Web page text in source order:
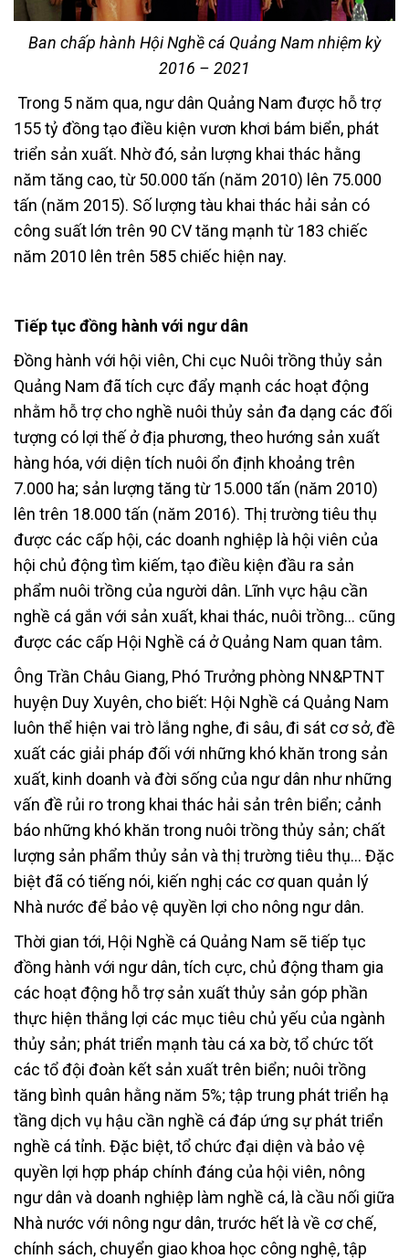
Ban chấp hành Hội Nghề cá Quảng Nam nhiệm kỳ
2016 – 2021
Trong 5 năm qua, ngư dân Quảng Nam được hỗ trợ
155 tỷ đồng tạo điều kiện vươn khơi bám biển, phát
triển sản xuất. Nhờ đó, sản lượng khai thác hằng
năm tăng cao, từ 50.000 tấn (năm 2010) lên 75.000
tấn (năm 2015). Số lượng tàu khai thác hải sản có
công suất lớn trên 90 CV tăng mạnh từ 183 chiếc
năm 2010 lên trên 585 chiếc hiện nay.
Tiếp tục đồng hành với ngư dân
Đồng hành với hội viên, Chi cục Nuôi trồng thủy sản
Quảng Nam đã tích cực đẩy mạnh các hoạt động
nhằm hỗ trợ cho nghề nuôi thủy sản đa dạng các đối
tượng có lợi thế ở địa phương, theo hướng sản xuất
hàng hóa, với diện tích nuôi ổn định khoảng trên
7.000 ha; sản lượng tăng từ 15.000 tấn (năm 2010)
lên trên 18.000 tấn (năm 2016). Thị trường tiêu thụ
được các cấp hội, các doanh nghiệp là hội viên của
hội chủ động tìm kiếm, tạo điều kiện đầu ra sản
phẩm nuôi trồng của người dân. Lĩnh vực hậu cần
nghề cá gắn với sản xuất, khai thác, nuôi trồng… cũng
được các cấp Hội Nghề cá ở Quảng Nam quan tâm.
Ông Trần Châu Giang, Phó Trưởng phòng NN&PTNT
huyện Duy Xuyên, cho biết: Hội Nghề cá Quảng Nam
luôn thể hiện vai trò lắng nghe, đi sâu, đi sát cơ sở, đề
xuất các giải pháp đối với những khó khăn trong sản
xuất, kinh doanh và đời sống của ngư dân như những
vấn đề rủi ro trong khai thác hải sản trên biển; cảnh
báo những khó khăn trong nuôi trồng thủy sản; chất
lượng sản phẩm thủy sản và thị trường tiêu thụ… Đặc
biệt đã có tiếng nói, kiến nghị các cơ quan quản lý
Nhà nước để bảo vệ quyền lợi cho nông ngư dân.
Thời gian tới, Hội Nghề cá Quảng Nam sẽ tiếp tục
đồng hành với ngư dân, tích cực, chủ động tham gia
các hoạt động hỗ trợ sản xuất thủy sản góp phần
thực hiện thắng lợi các mục tiêu chủ yếu của ngành
thủy sản; phát triển mạnh tàu cá xa bờ, tổ chức tốt
các tổ đội đoàn kết sản xuất trên biển; nuôi trồng
tăng bình quân hằng năm 5%; tập trung phát triển hạ
tầng dịch vụ hậu cần nghề cá đáp ứng sự phát triển
nghề cá tỉnh. Đặc biệt, tổ chức đại diện và bảo vệ
quyền lợi hợp pháp chính đáng của hội viên, nông
ngư dân và doanh nghiệp làm nghề cá, là cầu nối giữa
Nhà nước với nông ngư dân, trước hết là về cơ chế,
chính sách, chuyển giao khoa học công nghệ, tập